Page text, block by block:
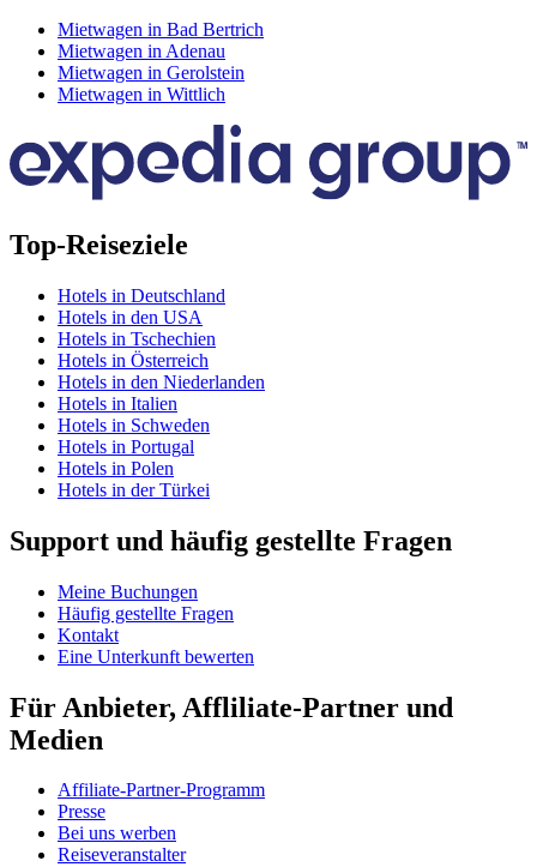
Mietwagen in Bad Bertrich
Mietwagen in Adenau
Mietwagen in Gerolstein
Mietwagen in Wittlich
Top-Reiseziele
Hotels in Deutschland
Hotels in den USA
Hotels in Tschechien
Hotels in Österreich
Hotels in den Niederlanden
Hotels in Italien
Hotels in Schweden
Hotels in Portugal
Hotels in Polen
Hotels in der Türkei
Support und häufig gestellte Fragen
Meine Buchungen
Häufig gestellte Fragen
Kontakt
Eine Unterkunft bewerten
Für Anbieter, Affliliate-Partner und
Medien
Affiliate-Partner-Programm
Presse
Bei uns werben
Reiseveranstalter